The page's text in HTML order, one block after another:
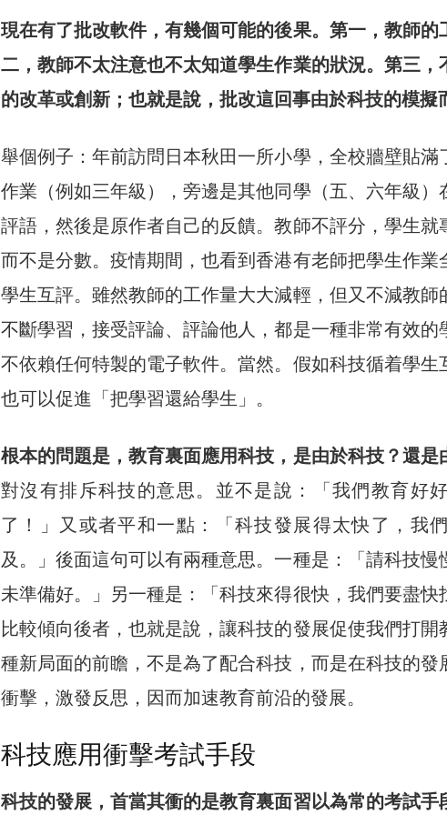
現在有了批改軟件，有幾個可能的後果。第一，教師的
二，教師不太注意也不太知道學生作業的狀況。第三，
的改革或創新；也就是說，批改這回事由於科技的模擬
舉個例子：年前訪問日本秋田一所小學，全校牆壁貼滿
作業（例如三年級），旁邊是其他同學（五、六年級）
評語，然後是原作者自己的反饋。教師不評分，學生就
而不是分數。疫情期間，也看到香港有老師把學生作業
學生互評。雖然教師的工作量大大減輕，但又不減教師
不斷學習，接受評論、評論他人，都是一種非常有效的
不依賴任何特製的電子軟件。當然。假如科技循着學生
也可以促進「把學習還給學生」。
根本的問題是，教育裏面應用科技，是由於科技？還是
對沒有排斥科技的意思。並不是說：「我們教育好
了！」又或者平和一點：「科技發展得太快了，我
及。」後面這句可以有兩種意思。一種是：「請科技慢
未準備好。」另一種是：「科技來得很快，我們要盡快
比較傾向後者，也就是說，讓科技的發展促使我們打開
種新局面的前瞻，不是為了配合科技，而是在科技的發
衝擊，激發反思，因而加速教育前沿的發展。
科技應用衝擊考試手段
科技的發展，首當其衝的是教育裏面習以為常的考試手